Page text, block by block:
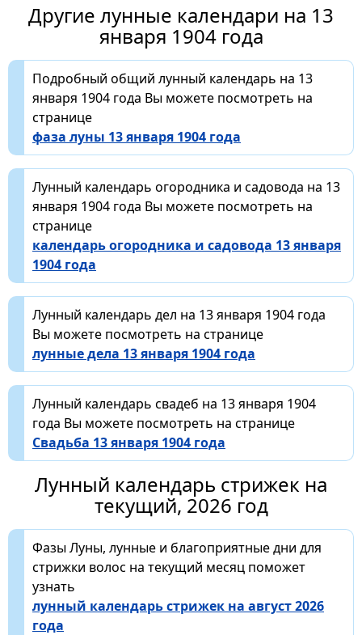
Другие лунные календари на 13
января 1904 года
Подробный общий лунный календарь на 13
января 1904 года Вы можете посмотреть на
странице
фаза луны 13 января 1904 года
Лунный календарь огородника и садовода на 13
января 1904 года Вы можете посмотреть на
странице
календарь огородника и садовода 13 января
1904 года
Лунный календарь дел на 13 января 1904 года
Вы можете посмотреть на странице
лунные дела 13 января 1904 года
Лунный календарь свадеб на 13 января 1904
года Вы можете посмотреть на странице
Свадьба 13 января 1904 года
Лунный календарь стрижек на
текущий, 2026 год
Фазы Луны, лунные и благоприятные дни для
стрижки волос на текущий месяц поможет
узнать
лунный календарь стрижек на август 2026
года